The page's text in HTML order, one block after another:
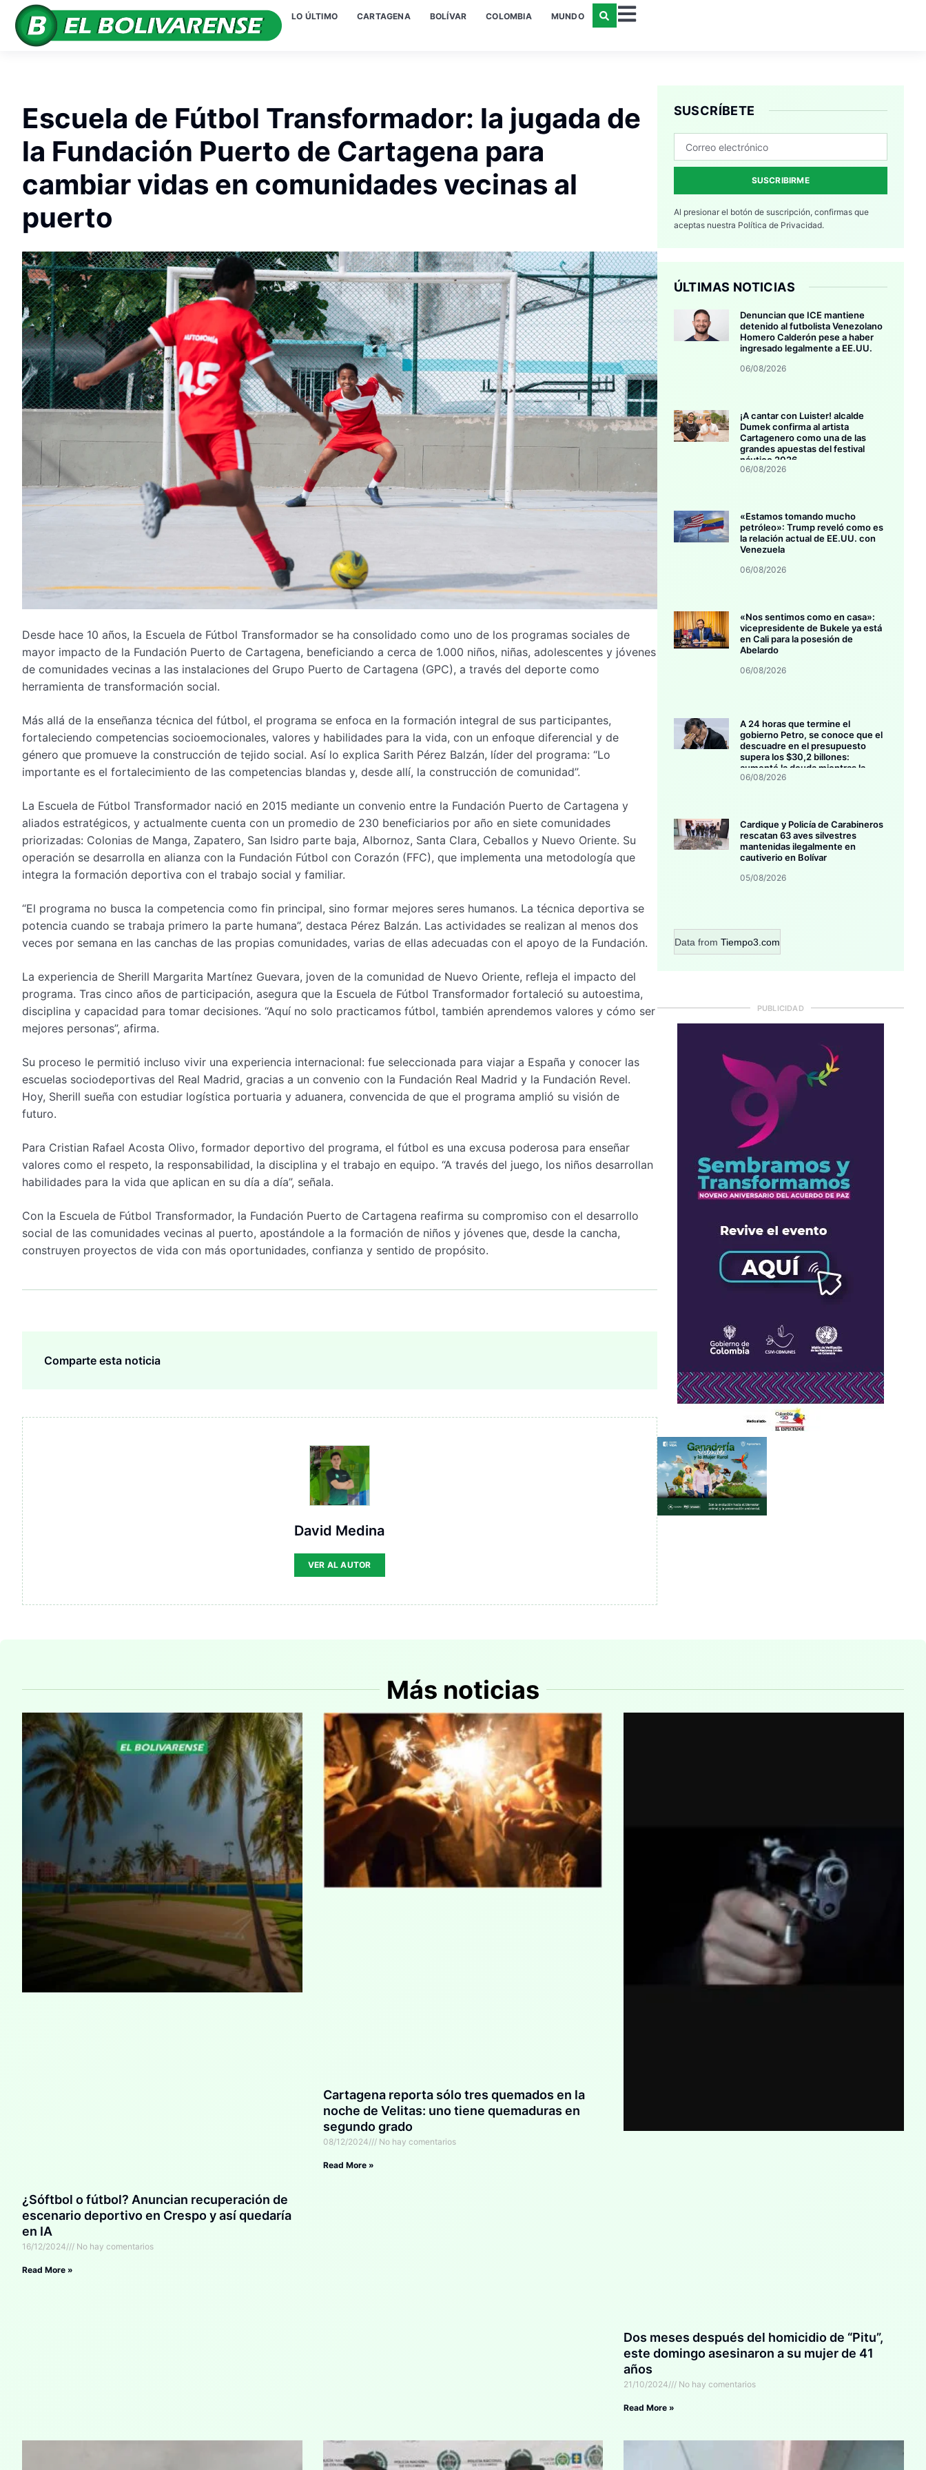
LO ÚLTIMO CARTAGENA BOLÍVAR COLOMBIA MUNDO
Escuela de Fútbol Transformador: la jugada de
la Fundación Puerto de Cartagena para
cambiar vidas en comunidades vecinas al
puerto
Desde hace 10 años, la Escuela de Fútbol Transformador se ha consolidado como uno de los programas sociales de
mayor impacto de la Fundación Puerto de Cartagena, beneficiando a cerca de 1.000 niños, niñas, adolescentes y jóvenes
de comunidades vecinas a las instalaciones del Grupo Puerto de Cartagena (GPC), a través del deporte como
herramienta de transformación social.
Más allá de la enseñanza técnica del fútbol, el programa se enfoca en la formación integral de sus participantes,
fortaleciendo competencias socioemocionales, valores y habilidades para la vida, con un enfoque diferencial y de
género que promueve la construcción de tejido social. Así lo explica Sarith Pérez Balzán, líder del programa: “Lo
importante es el fortalecimiento de las competencias blandas y, desde allí, la construcción de comunidad”.
La Escuela de Fútbol Transformador nació en 2015 mediante un convenio entre la Fundación Puerto de Cartagena y
aliados estratégicos, y actualmente cuenta con un promedio de 230 beneficiarios por año en siete comunidades
priorizadas: Colonias de Manga, Zapatero, San Isidro parte baja, Albornoz, Santa Clara, Ceballos y Nuevo Oriente. Su
operación se desarrolla en alianza con la Fundación Fútbol con Corazón (FFC), que implementa una metodología que
integra la formación deportiva con el trabajo social y familiar.
“El programa no busca la competencia como fin principal, sino formar mejores seres humanos. La técnica deportiva se
potencia cuando se trabaja primero la parte humana”, destaca Pérez Balzán. Las actividades se realizan al menos dos
veces por semana en las canchas de las propias comunidades, varias de ellas adecuadas con el apoyo de la Fundación.
La experiencia de Sherill Margarita Martínez Guevara, joven de la comunidad de Nuevo Oriente, refleja el impacto del
programa. Tras cinco años de participación, asegura que la Escuela de Fútbol Transformador fortaleció su autoestima,
disciplina y capacidad para tomar decisiones. “Aquí no solo practicamos fútbol, también aprendemos valores y cómo ser
mejores personas”, afirma.
Su proceso le permitió incluso vivir una experiencia internacional: fue seleccionada para viajar a España y conocer las
escuelas sociodeportivas del Real Madrid, gracias a un convenio con la Fundación Real Madrid y la Fundación Revel.
Hoy, Sherill sueña con estudiar logística portuaria y aduanera, convencida de que el programa amplió su visión de
futuro.
Para Cristian Rafael Acosta Olivo, formador deportivo del programa, el fútbol es una excusa poderosa para enseñar
valores como el respeto, la responsabilidad, la disciplina y el trabajo en equipo. “A través del juego, los niños desarrollan
habilidades para la vida que aplican en su día a día”, señala.
Con la Escuela de Fútbol Transformador, la Fundación Puerto de Cartagena reafirma su compromiso con el desarrollo
social de las comunidades vecinas al puerto, apostándole a la formación de niños y jóvenes que, desde la cancha,
construyen proyectos de vida con más oportunidades, confianza y sentido de propósito.
Comparte esta noticia
David Medina
VER AL AUTOR
SUSCRÍBETE
SUSCRIBIRME
Al presionar el botón de suscripción, confirmas que
aceptas nuestra Política de Privacidad.
ÚLTIMAS NOTICIAS
Denuncian que ICE mantiene
detenido al futbolista Venezolano
Homero Calderón pese a haber
ingresado legalmente a EE.UU.
06/08/2026
¡A cantar con Luister! alcalde
Dumek confirma al artista
Cartagenero como una de las
grandes apuestas del festival
náutico 2026
06/08/2026
«Estamos tomando mucho
petróleo»: Trump reveló como es
la relación actual de EE.UU. con
Venezuela
06/08/2026
«Nos sentimos como en casa»:
vicepresidente de Bukele ya está
en Cali para la posesión de
Abelardo
06/08/2026
A 24 horas que termine el
gobierno Petro, se conoce que el
descuadre en el presupuesto
supera los $30,2 billones:
aumentó la deuda mientras la
inversión se estanca
06/08/2026
Cardique y Policía de Carabineros
rescatan 63 aves silvestres
mantenidas ilegalmente en
cautiverio en Bolívar
05/08/2026
Data from Tiempo3.com
PUBLICIDAD
Más noticias
¿Sóftbol o fútbol? Anuncian recuperación de
escenario deportivo en Crespo y así quedaría
en IA
16/12/2024 No hay comentarios
Read More »
Cartagena reporta sólo tres quemados en la
noche de Velitas: uno tiene quemaduras en
segundo grado
08/12/2024 No hay comentarios
Read More »
Dos meses después del homicidio de “Pitu”,
este domingo asesinaron a su mujer de 41
años
21/10/2024 No hay comentarios
Read More »